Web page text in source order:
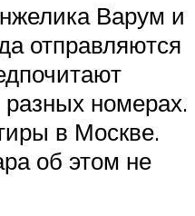
Варум и
отправляются
разных номерах.
в Москве.
об этом не